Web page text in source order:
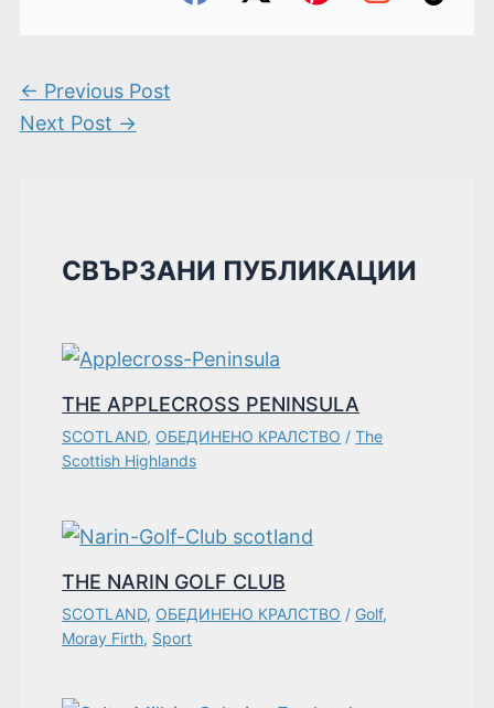
← Previous Post
Next Post →
СВЪРЗАНИ ПУБЛИКАЦИИ
THE APPLECROSS PENINSULA
SCOTLAND, ОБЕДИНЕНО КРАЛСТВО /The
Scottish Highlands
THE NARIN GOLF CLUB
SCOTLAND, ОБЕДИНЕНО КРАЛСТВО / Golf,
Moray Firth, Sport